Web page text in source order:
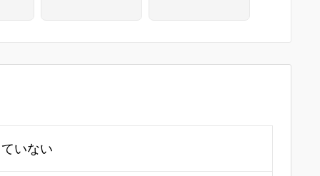
5-2G8
いない